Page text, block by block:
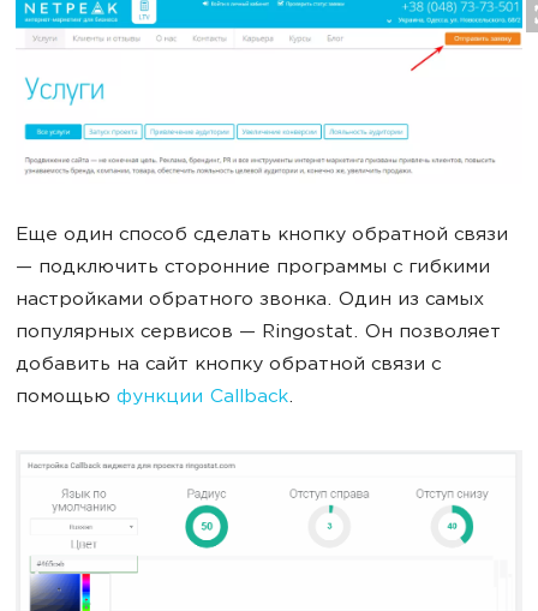
Еще один способ сделать кнопку обратной связи
— подключить сторонние программы с гибкими
настройками обратного звонка. Один из самых
популярных сервисов — Ringostat. Он позволяет
добавить на сайт кнопку обратной связи с
помощью функции Callback.